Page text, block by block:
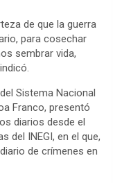
de que la guerra
para cosechar
sembrar vida,
Sistema Nacional
Franco, presentó
diarios desde el
del INEGI, en el que,
de crímenes en